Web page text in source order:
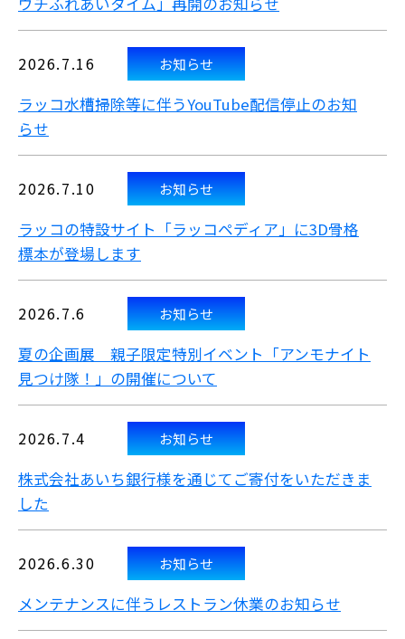
2026.7.16 お知らせ
ラッコ水槽掃除等に伴うYouTube配信停止のお知
らせ
2026.7.10 お知らせ
ラッコの特設サイト「ラッコペディア」に3D骨格
標本が登場します
2026.7.6 お知らせ
夏の企画展 親子限定特別イベント「アンモナイト
見つけ隊！」の開催について
2026.7.4 お知らせ
株式会社あいち銀行様を通じてご寄付をいただきま
した
2026.6.30 お知らせ
メンテナンスに伴うレストラン休業のお知らせ